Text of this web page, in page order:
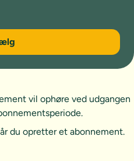
vil ophøre ved udgangen
du opretter et abonnement.